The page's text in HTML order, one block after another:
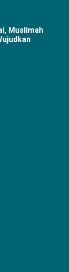
Muslimah